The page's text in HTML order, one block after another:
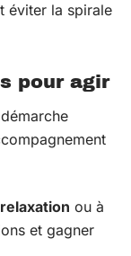
éviter la spirale
pour agir
relaxation ou à
et gagner